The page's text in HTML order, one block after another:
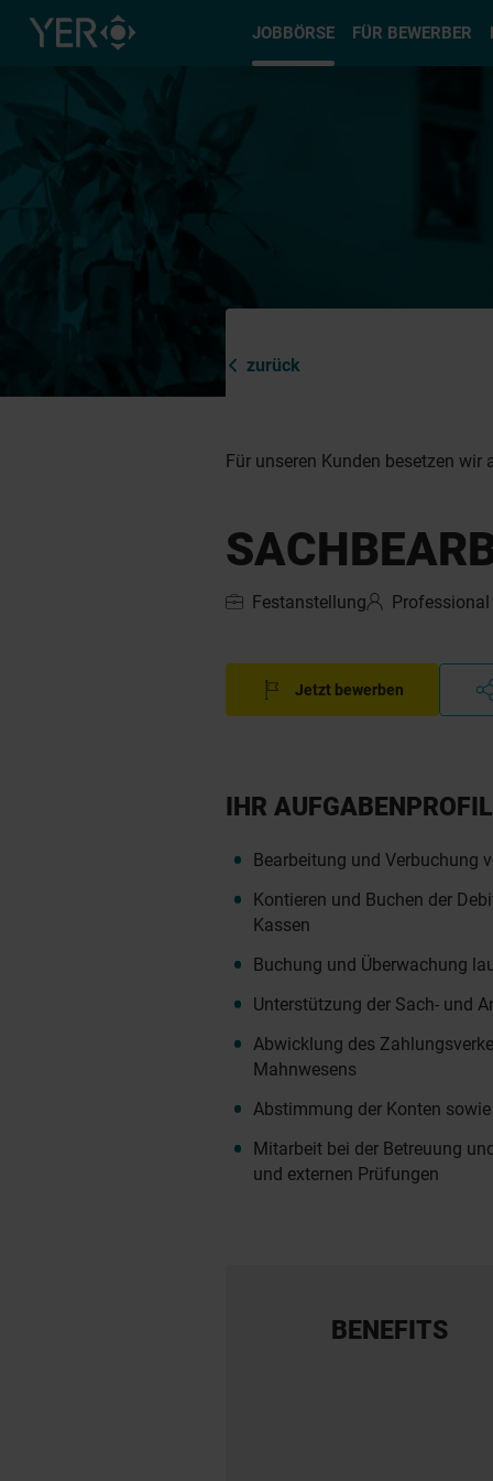
JOBBÖRSE FÜR BEWERBER
Typ
zurück
Für unseren Kunden besetzen
Festanstellung Professional
Jetzt bewerben
IHR AUFGABENPROFIL
Bearbeitung und Verbuchung
Kontieren und Buchen der
Kassen
Buchung und Überwachung
Unterstützung der Sach- und
Abwicklung des
Mahnwesens
Abstimmung der Konten
Mitarbeit bei der Betreuung
und externen Prüfungen
BENEFITS